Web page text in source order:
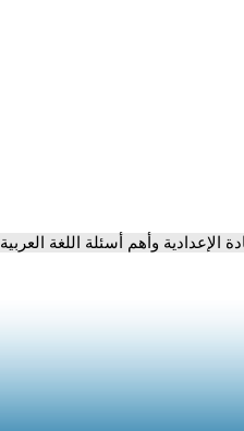
وأهم أسئلة اللغة العربية